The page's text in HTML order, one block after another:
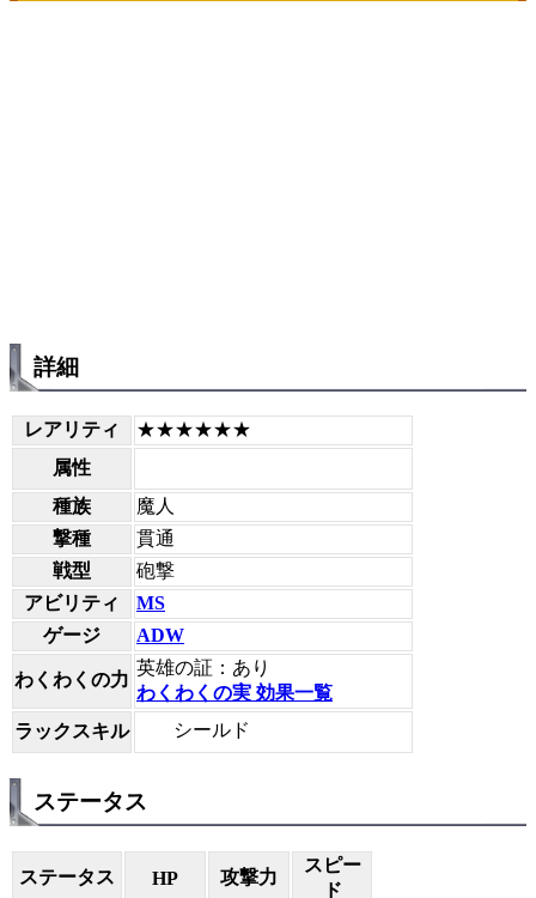
詳細
レアリティ
★★★★★★
属性
種族
魔人
撃種
貫通
戦型
砲撃
アビリティ
MS
ゲージ
ADW
わくわくの力
英雄の証：あり
わくわくの実 効果一覧
ラックスキル
シールド
ステータス
ステータス HP 攻撃力
スピー
ド